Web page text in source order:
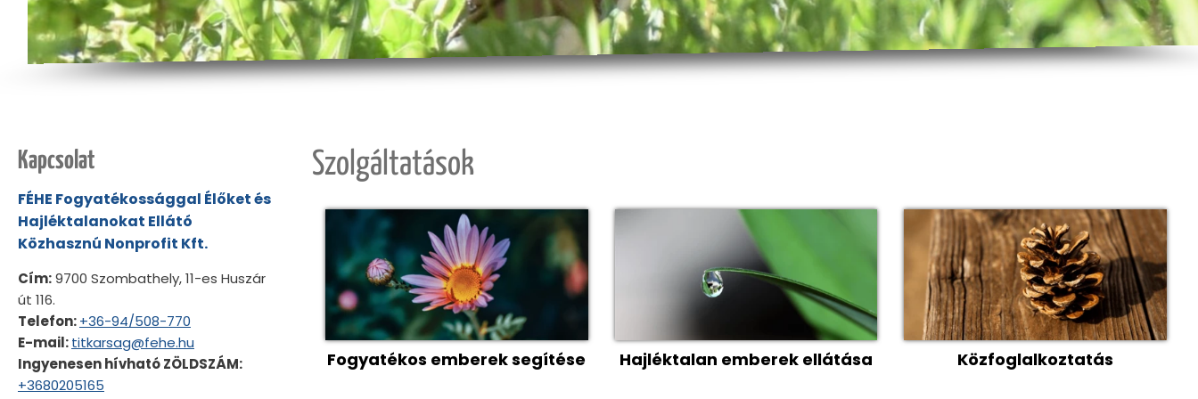
Sajtószemle
Kapcsolat
FÉHE Fogyatékossággal Élőket és
Hajléktalanokat Ellátó
Közhasznú Nonprofit Kft.
Cím:9700 Szombathely, 11-es Huszár
út 116.
Telefon:+36-94/508-770
E-mail:titkarsag@fehe.hu
Ingyenesen hívható ZÖLDSZÁM:
+3680205165
Szolgáltatások
Fogyatékos emberek segítése Hajléktalan emberek ellátása Közfoglalkoztatás